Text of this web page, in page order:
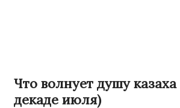
Что волнует душу казаха
декаде июля)